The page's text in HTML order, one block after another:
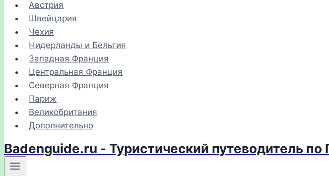
Австрия
Швейцария
Чехия
Нидерланды и Бельгия
Западная Франция
Центральная Франция
Северная Франция
Париж
Великобритания
Дополнительно
Badenguide.ru - Туристический путеводитель